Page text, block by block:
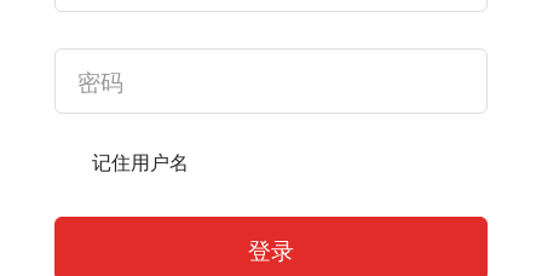
记住用户名